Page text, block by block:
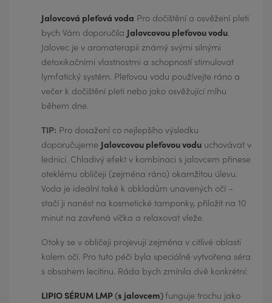
Jalovcová pleťová voda Pro dočištění a osvěžení pleti
bych Vám doporučila Jalovcovou pleťovou vodu.
Jalovec je v aromaterapii známý svými silnými
detoxikačními vlastnostmi a schopností stimulovat
lymfatický systém. Pleťovou vodu používejte ráno a
večer k dočištění pleti nebo jako osvěžující mlhu
během dne.
TIP: Pro dosažení co nejlepšího výsledku
doporučujeme Jalovcovou pleťovou vodu uchovávat v
lednici. Chladivý efekt v kombinaci s jalovcem přinese
oteklému obličeji (zejména ráno) okamžitou úlevu.
Voda je ideální také k obkladům unavených očí –
stačí ji nanést na kosmetické tamponky, přiložit na 10
minut na zavřená víčka a relaxovat vleže.
Otoky se v obličeji projevují zejména v citlivé oblasti
kolem očí. Pro tuto péči byla speciálně vytvořena séra
s obsahem lecitinu. Ráda bych zmínila dvě konkrétní:
LIPIO SÉRUM LMP(s jalovcem)funguje trochu jako